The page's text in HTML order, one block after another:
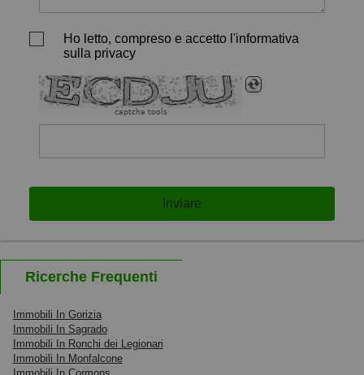
Ho letto, compreso e accetto l'informativa
sulla privacy
captcha tools
Inviare
Ricerche Frequenti
Immobili In Gorizia
Immobili In Sagrado
Immobili In Ronchi dei Legionari
Immobili In Monfalcone